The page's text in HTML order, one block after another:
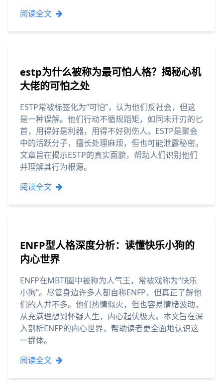
阅读全文
estp为什么被称为最可怕人格？揭秘心机
大佬的可怕之处
ESTP常被标签化为“可怕”，认为他们反社会，但这
是一种误解。他们行动不循规蹈矩，如同未开刃的匕
首，用得好是利器，用得不好则伤人。ESTP是聚会
中的活跃分子，擅长处理麻烦，但也可能泄露秘密。
文章旨在揭示ESTP的真实面貌，帮助人们识别他们
并理解其行为根源。
阅读全文
ENFP型人格深度分析：读懂快乐小狗的
内心世界
ENFP在MBTI圈中被称为人气王，常被戏称为“快乐
小狗”。尽管身边许多人都自称ENFP，但真正了解他
们的人并不多。他们热情似火，但也容易情绪波动，
从充满理想到怀疑人生，内心起伏极大。本文旨在深
入剖析ENFP的内心世界，帮助读者更全面地认识这
一群体。
阅读全文